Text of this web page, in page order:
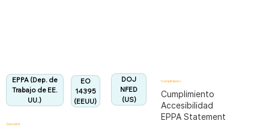
EO
14395
(EEUU)
EPPA (Dep. de
Trabajo de EE.
UU.)
DOJ
NFED
(US)
Descubrir
Cumplimiento
Cumplimiento
Accesibilidad
EPPA Statement